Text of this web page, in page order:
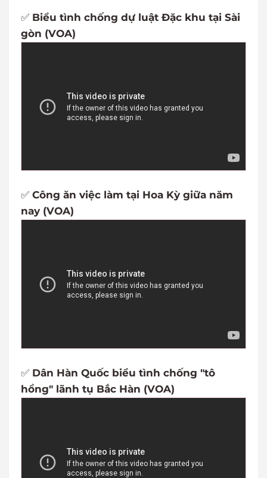
✅ Biểu tình chống dự luật Đặc khu tại Sài
gòn (VOA)
✅ Công ăn việc làm tại Hoa Kỳ giữa năm
nay (VOA)
✅ Dân Hàn Quốc biểu tình chống "tô
hồng" lãnh tụ Bắc Hàn (VOA)